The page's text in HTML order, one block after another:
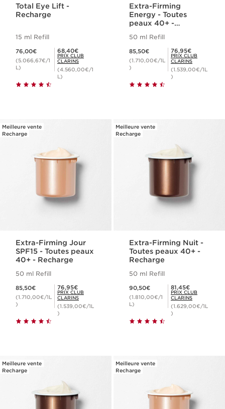
Total Eye Lift -
Recharge
15 ml Refill
76,00€
(5.066,67€/1
L)
Prix Club Clarins 68,40€
68,40€
PRIX CLUB
CLARINS
(4.560,00€/1
L)
Extra-Firming
Energy - Toutes
peaux 40+ -
50 ml Refill
85,50€
(1.710,00€/1L
)
Prix Club Clarins 76,95€
76,95€
PRIX CLUB
CLARINS
(1.539,00€/1L
)
Meilleure vente
Recharge
Extra-Firming Jour
SPF15 - Toutes peaux
40+ - Recharge
50 ml Refill
85,50€
(1.710,00€/1L
)
Prix Club Clarins 76,95€
76,95€
PRIX CLUB
CLARINS
(1.539,00€/1L
)
Meilleure vente
Recharge
Extra-Firming Nuit -
Toutes peaux 40+ -
Recharge
50 ml Refill
90,50€
(1.810,00€/1
L)
Prix Club Clarins 81,45€
81,45€
PRIX CLUB
CLARINS
(1.629,00€/1L
)
Meilleure vente
Recharge
Meilleure vente
Recharge